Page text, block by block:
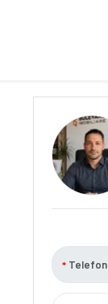
Telefon